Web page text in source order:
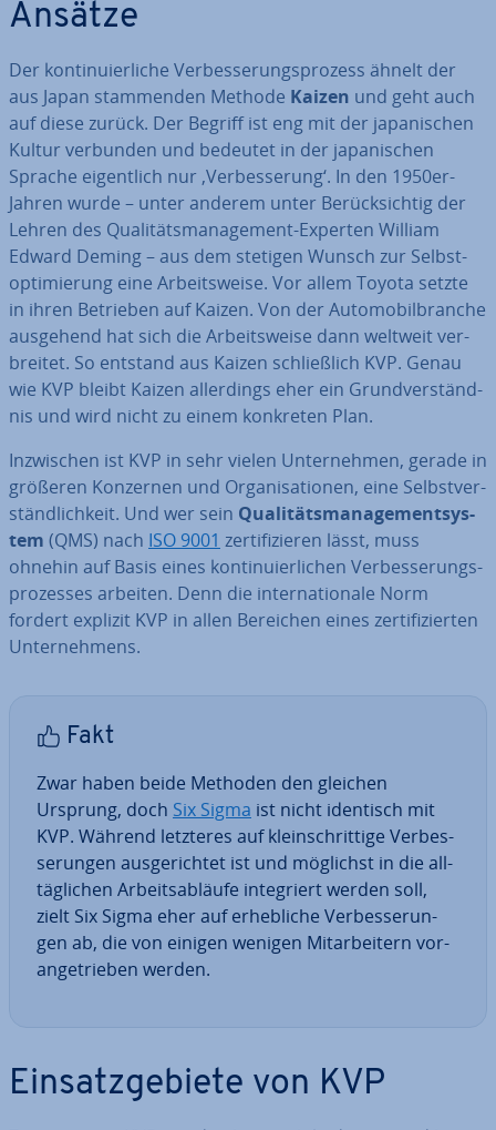
Ansätze
Der kon­ti­nu­ier­li­che Ver­bes­se­rungs­pro­zess ähnelt der
aus Japan stam­men­den Methode Kaizen und geht auch
auf diese zurück. Der Begriff ist eng mit der ja­pa­ni­schen
Kultur verbunden und bedeutet in der ja­pa­ni­schen
Sprache ei­gent­lich nur ‚Ver­bes­se­rung‘. In den 1950er-
Jahren wurde – unter anderem unter Be­rück­sich­tig der
Lehren des Qua­li­täts­ma­nage­ment-Experten William
Edward Deming – aus dem stetigen Wunsch zur Selbst­
op­ti­mie­rung eine Ar­beits­wei­se. Vor allem Toyota setzte
in ihren Betrieben auf Kaizen. Von der Au­to­mo­bil­bran­che
ausgehend hat sich die Ar­beits­wei­se dann weltweit ver­
brei­tet. So entstand aus Kaizen schließ­lich KVP. Genau
wie KVP bleibt Kaizen al­ler­dings eher ein Grund­ver­ständ­
nis und wird nicht zu einem konkreten Plan.
In­zwi­schen ist KVP in sehr vielen Un­ter­neh­men, gerade in
größeren Konzernen und Or­ga­ni­sa­tio­nen, eine Selbst­ver­
ständ­lich­keit. Und wer sein Qua­li­täts­ma­nage­ment­sys­
tem (QMS) nach ISO 9001 zer­ti­fi­zie­ren lässt, muss
ohnehin auf Basis eines kon­ti­nu­ier­li­chen Ver­bes­se­rungs­
pro­zes­ses arbeiten. Denn die in­ter­na­tio­na­le Norm
fordert explizit KVP in allen Bereichen eines zer­ti­fi­zier­ten
Un­ter­neh­mens.
Fakt
Zwar haben beide Methoden den gleichen
Ursprung, doch Six Sigma ist nicht identisch mit
KVP. Während letzteres auf klein­schrit­ti­ge Ver­bes­
se­run­gen aus­ge­rich­tet ist und möglichst in die all­
täg­li­chen Ar­beits­ab­läu­fe in­te­griert werden soll,
zielt Six Sigma eher auf er­heb­li­che Ver­bes­se­run­
gen ab, die von einigen wenigen Mit­ar­bei­tern vor­
an­ge­trie­ben werden.
Ein­satz­ge­bie­te von KVP